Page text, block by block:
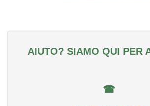
AIUTO? SIAMO QUI PER
☎